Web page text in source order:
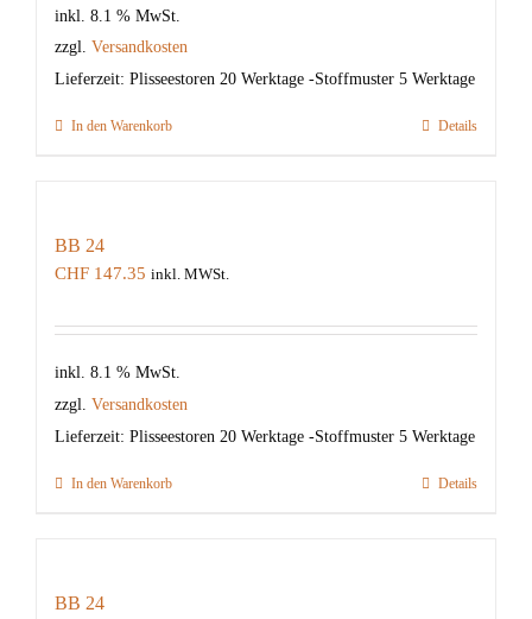
inkl. 8.1 % MwSt.
zzgl. Versandkosten
Lieferzeit: Plisseestoren 20 Werktage -Stoffmuster 5 Werktage
In den Warenkorb Details
BB 24
CHF 147.35 inkl. MWSt.
inkl. 8.1 % MwSt.
zzgl. Versandkosten
Lieferzeit: Plisseestoren 20 Werktage -Stoffmuster 5 Werktage
In den Warenkorb Details
BB 24